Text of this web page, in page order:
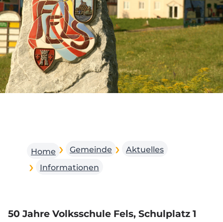
Home Gemeinde
Aktuelles
Informationen
50 Jahre Volksschule Fels, Schulplatz 1